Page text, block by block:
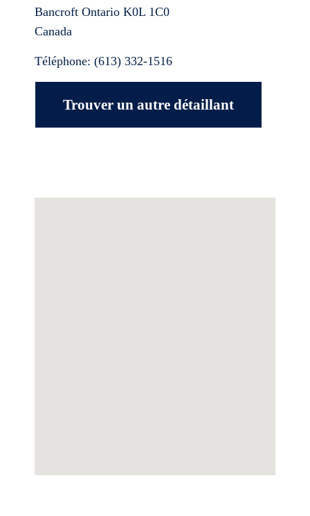
Bancroft Ontario K0L 1C0
Canada
Téléphone: (613) 332-1516
Trouver un autre détaillant